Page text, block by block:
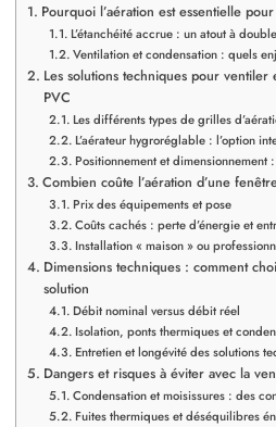
Pourquoi l’aération est essentielle
L’étanchéité accrue : un atout à
Ventilation et condensation : quels
Les solutions techniques pour
PVC
Les différents types de grilles
L’aérateur hygroréglable : l’option
Positionnement et
Combien coûte l’aération d’une
Prix des équipements et pose
Coûts cachés : perte d’énergie et
Installation « maison » ou
Dimensions techniques : comment
solution
Débit nominal versus débit réel
Isolation, ponts thermiques et
Entretien et longévité des solutions
Dangers et risques à éviter avec la
Condensation et moisissures : des
Fuites thermiques et déséquilibres